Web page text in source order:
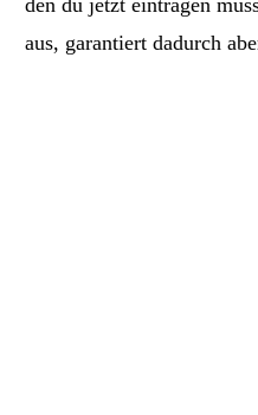
den du jetzt eintragen
aus, garantiert dadurch